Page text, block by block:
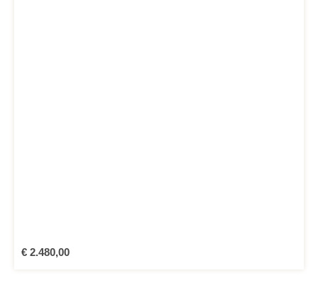
Regulärer Preis:
€ 2.480,00